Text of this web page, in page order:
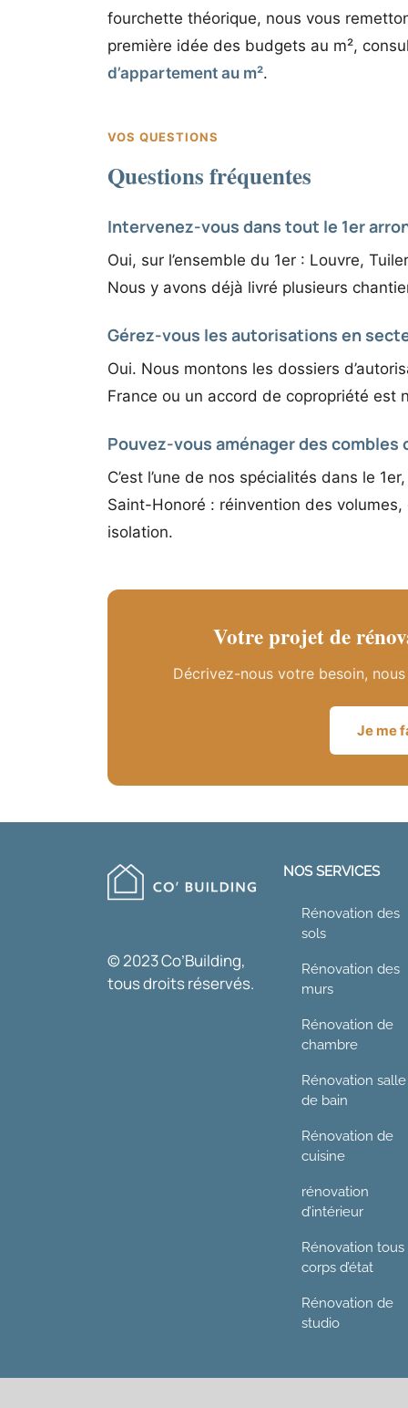
fourchette théorique, nous vous
première idée des budgets au m²,
d’appartement au m².
VOS QUESTIONS
Questions fréquentes
Intervenez-vous dans tout le 1er
Oui, sur l’ensemble du 1er : Louvre,
Nous y avons déjà livré plusieurs
Gérez-vous les autorisations en
Oui. Nous montons les dossiers
France ou un accord de copropriété est
Pouvez-vous aménager des
C’est l’une de nos spécialités dans le
Saint-Honoré : réinvention des
isolation.
Votre projet de
Décrivez-nous votre besoin,
Je me
© 2023 Co’Building,
tous droits réservés.
NOS SERVICES
Rénovation des
sols
Rénovation des
murs
Rénovation de
chambre
Rénovation salle
de bain
Rénovation de
cuisine
rénovation
d’intérieur
Rénovation tous
corps d’état
Rénovation de
studio